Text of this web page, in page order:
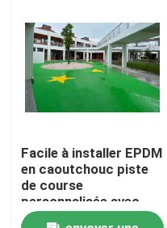
Accueil
Produits
Facile à installer EPDM
en caoutchouc piste
de course
personnalisée avec
flexibilité UV